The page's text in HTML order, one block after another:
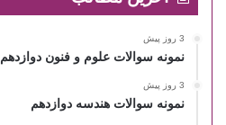
3 روز پیش
نمونه سوالات علوم و فنون دوازدهم
3 روز پیش
نمونه سوالات هندسه دوازدهم